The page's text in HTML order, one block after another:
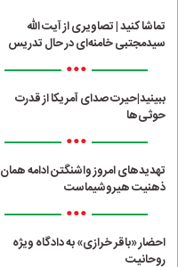
تماشا کنید | تصاویری از آیت الله
سیدمجتبی خامنه‌ای در حال تدریس
•••
ببینید|حیرت صدای آمریکا از قدرت
حوثی‌ها
•••
تهدیدهای امروز واشنگتن ادامه همان
ذهنیت هیروشیماست
•••
احضار «باقر خرازی» به دادگاه ویژه
روحانیت